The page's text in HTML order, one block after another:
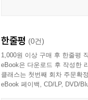
한줄평 (0건)
1,000원 이상 구매 후 한줄평
eBook은 다운로드 후 작성한
클래스는 첫번째 회차 주문확
eBook 페이백, CD/LP, DVD/